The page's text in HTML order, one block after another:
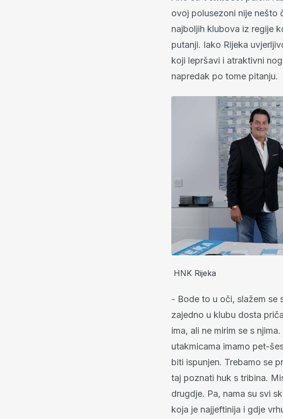
ovoj polusezoni nije nešto
najboljih klubova iz regije
putanji. Iako Rijeka
koji lepršavi i atraktivni
napredak po tome pitanju.
HNK Rijeka
- Bode to u oči, slažem se
zajedno u klubu dosta
ima, ali ne mirim se s
utakmicama imamo pet-
biti ispunjen. Trebamo se
taj poznati huk s tribina.
drugdje. Pa, nama su svi
koja je najjeftinija i gdje